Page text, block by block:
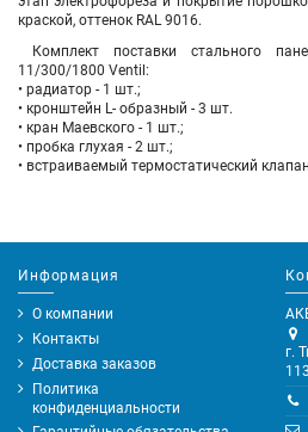
краской, оттенок RAL 9016.
Комплект поставки стального
11/300/1800 Ventil:
• радиатор - 1 шт.;
• кронштейн L- образный - 3 шт.
• кран Маевского - 1 шт.;
• пробка глухая - 2 шт.;
• встраиваемый термостатический
Информация
О компании
Контакты
Доставка заказов
Политика
конфиденциальности
г.